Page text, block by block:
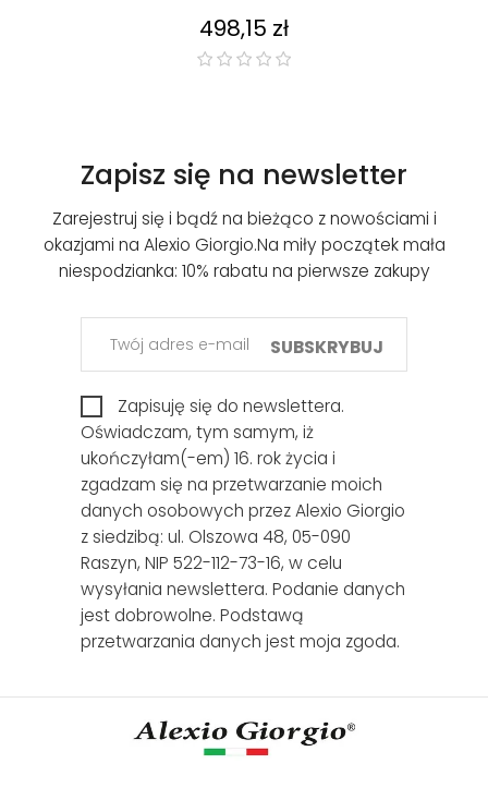
Cena
498,15 zł
Zapisz się na newsletter
Zarejestruj się i bądź na bieżąco z nowościami i
okazjami na Alexio Giorgio.Na miły początek mała
niespodzianka: 10% rabatu na pierwsze zakupy
SUBSKRYBUJ
Zapisuję się do newslettera.
Oświadczam, tym samym, iż
ukończyłam(-em) 16. rok życia i
zgadzam się na przetwarzanie moich
danych osobowych przez Alexio Giorgio
z siedzibą: ul. Olszowa 48, 05-090
Raszyn, NIP 522-112-73-16, w celu
wysyłania newslettera. Podanie danych
jest dobrowolne. Podstawą
przetwarzania danych jest moja zgoda.